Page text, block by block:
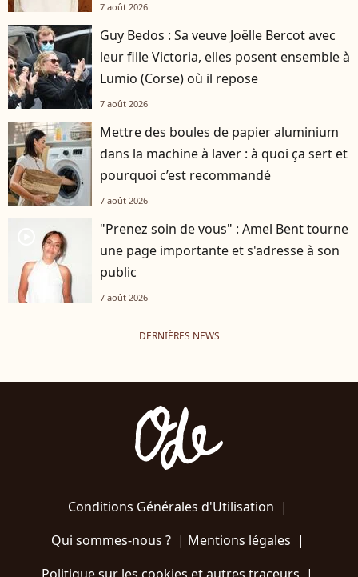
7 août 2026
Guy Bedos : Sa veuve Joëlle Bercot avec
leur fille Victoria, elles posent ensemble à
Lumio (Corse) où il repose
7 août 2026
Mettre des boules de papier aluminium
dans la machine à laver : à quoi ça sert et
pourquoi c’est recommandé
7 août 2026
"Prenez soin de vous" : Amel Bent tourne
une page importante et s'adresse à son
public
7 août 2026
DERNIÈRES NEWS
Conditions Générales d'Utilisation |
Qui sommes-nous ?| Mentions légales |